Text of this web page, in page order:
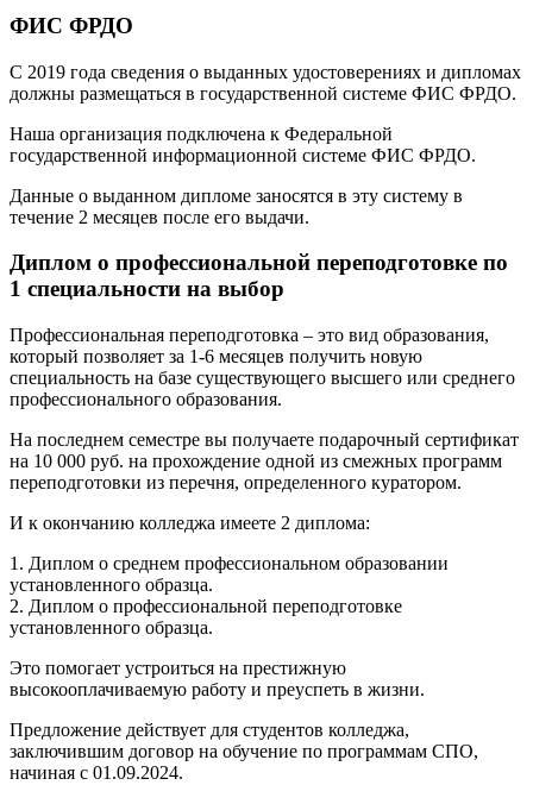
ФИС ФРДО
С 2019 года сведения о выданных удостоверениях и дипломах
должны размещаться в государственной системе ФИС ФРДО.
Наша организация подключена к Федеральной
государственной информационной системе ФИС ФРДО.
Данные о выданном дипломе заносятся в эту систему в
течение 2 месяцев после его выдачи.
Диплом о профессиональной переподготовке по
1 специальности на выбор
Профессиональная переподготовка – это вид образования,
который позволяет за 1-6 месяцев получить новую
специальность на базе существующего высшего или среднего
профессионального образования.
На последнем семестре вы получаете подарочный сертификат
на 10 000 руб. на прохождение одной из смежных программ
переподготовки из перечня, определенного куратором.
И к окончанию колледжа имеете 2 диплома:
1. Диплом о среднем профессиональном образовании
установленного образца.
2. Диплом о профессиональной переподготовке
установленного образца.
Это помогает устроиться на престижную
высокооплачиваемую работу и преуспеть в жизни.
Предложение действует для студентов колледжа,
заключившим договор на обучение по программам СПО,
начиная с 01.09.2024.